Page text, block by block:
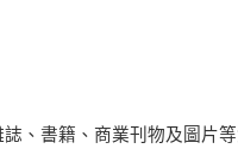
、書籍、商業刊物及圖片